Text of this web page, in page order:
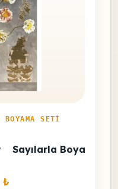
SETI
Sayılarla Boyama
₺